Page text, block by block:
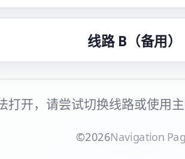
线路 B（备用）
打开，请尝试切换线路或使用
©2026Navigation